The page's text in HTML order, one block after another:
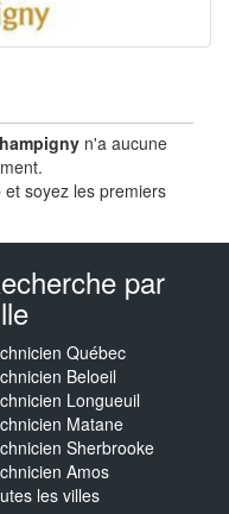
n'a aucune
soyez les premiers
par
Québec
Beloeil
Longueuil
Matane
Sherbrooke
Amos
les villes